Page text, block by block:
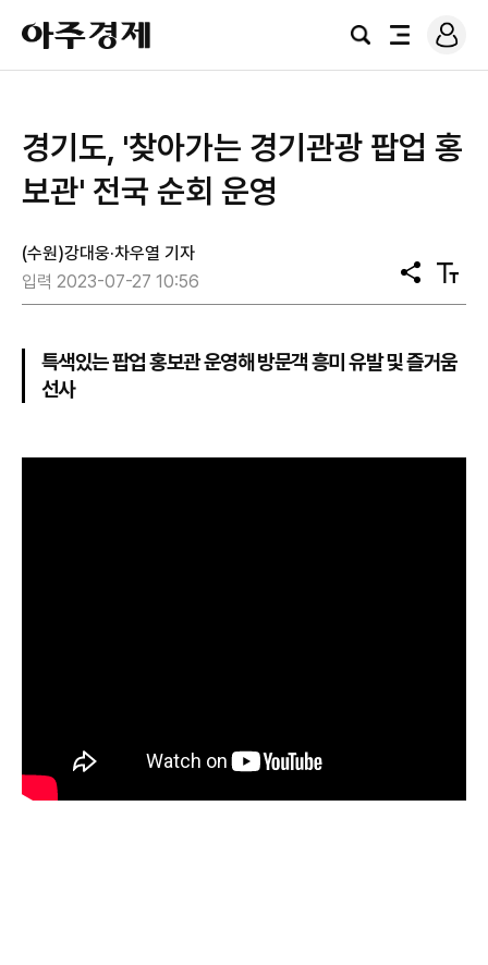
아
주
경
검
전
로
그
경기도, '찾아가는 경기관광 팝업 홍
보관' 전국 순회 운영
(수원)강대웅·차우열 기자
입력 2023-07-27 10:56
공
유
텍
스
기
특색있는 팝업 홍보관 운영해 방문객 흥미 유발 및 즐거움
선사